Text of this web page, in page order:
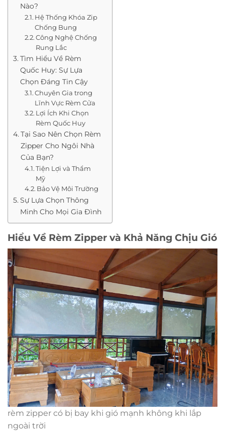
Nào?
Hệ Thống Khóa Zip
Chống Bung
Công Nghệ Chống
Rung Lắc
Tìm Hiểu Về Rèm
Quốc Huy: Sự Lựa
Chọn Đáng Tin Cậy
Chuyên Gia trong
Lĩnh Vực Rèm Cửa
Lợi Ích Khi Chọn
Rèm Quốc Huy
Tại Sao Nên Chọn Rèm
Zipper Cho Ngôi Nhà
Của Bạn?
Tiện Lợi và Thẩm
Mỹ
Bảo Vệ Môi Trường
Sự Lựa Chọn Thông
Minh Cho Mọi Gia Đình
Hiểu Về Rèm Zipper và Khả Năng Chịu Gió
rèm zipper có bị bay khi gió mạnh không khi lắp
ngoài trời